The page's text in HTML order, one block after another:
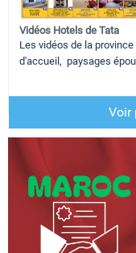
Vidéos Hotels de Tata
Les vidéos de la
d'accueil, paysages
Voir